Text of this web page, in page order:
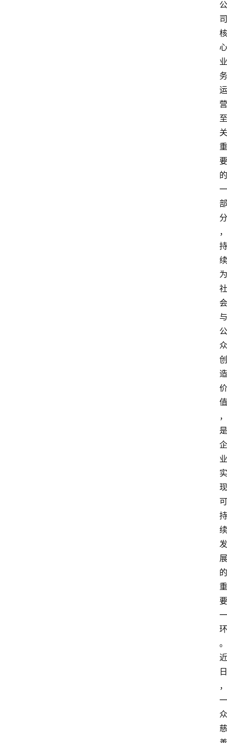
公
司
核
心
业
务
运
营
至
关
重
要
的
一
部
分
，
持
续
为
社
会
与
公
众
创
造
价
值
，
是
企
业
实
现
可
持
续
发
展
的
重
要
一
环
。
近
日
，
一
众
慈